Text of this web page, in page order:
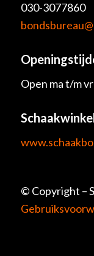
030-3077860
Open ma t/m
© Copyright –